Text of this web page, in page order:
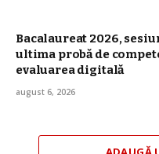
Bacalaureat 2026,
ultima probă de
evaluarea digitală
august 6, 2026